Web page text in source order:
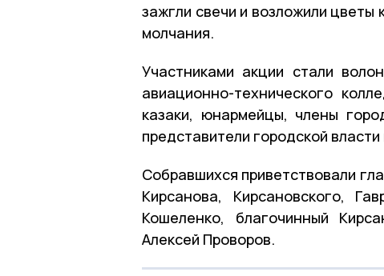
зажгли свечи и возложили цветы
молчания.
Участниками акции стали
авиационно-технического
казаки, юнармейцы, члены
представители городской
Собравшихся приветствовали
Кирсанова, Кирсановского,
Кошеленко, благочинный
Алексей Проворов.